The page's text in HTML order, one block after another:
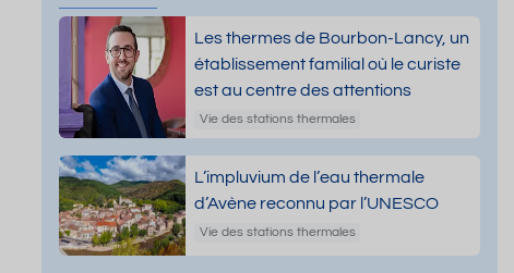
Les thermes de Bourbon-Lancy, un
établissement familial où le curiste
est au centre des attentions
Vie des stations thermales
L’impluvium de l’eau thermale
d’Avène reconnu par l’UNESCO
Vie des stations thermales